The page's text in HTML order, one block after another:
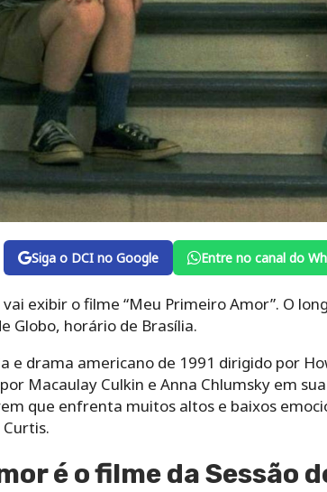
Siga o DCI no Google Entre no canal do
exibir o filme “Meu Primeiro Amor”. O
Globo, horário de Brasília.
e drama americano de 1991 dirigido por
Macaulay Culkin e Anna Chlumsky em
que enfrenta muitos altos e baixos
é o filme da Sessão